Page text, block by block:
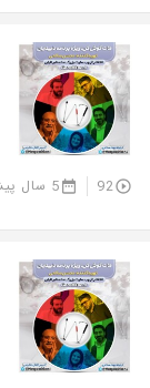
92 5 سال پیش